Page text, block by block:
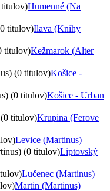
titulov)Humenné (Na
titulov)Ilava (Knihy
titulov)Kežmarok (Alter
(0 titulov)Košice -
(0 titulov)Košice - Urban
titulov)Krupina (Ferove
Levice (Martinus)
(0 titulov)Liptovský
Lučenec (Martinus)
Martin (Martinus)